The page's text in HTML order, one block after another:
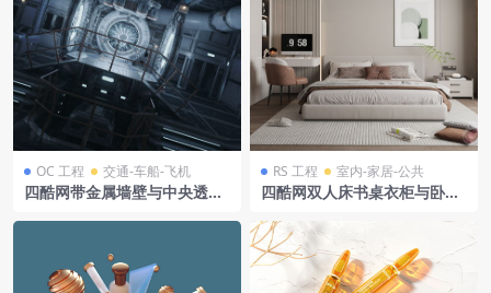
OC 工程 交通-车船-飞机
四酷网带金属墙壁与中央透明
RS 工程 室内-家居-公共
四酷网双人床书桌衣柜与卧室